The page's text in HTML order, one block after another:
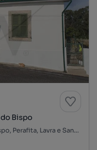
Bispo
Rua da Telheira, Santa Cruz do Bispo, Perafita, Lavra e Santa Cruz do Bispo, Matosinhos, Porto